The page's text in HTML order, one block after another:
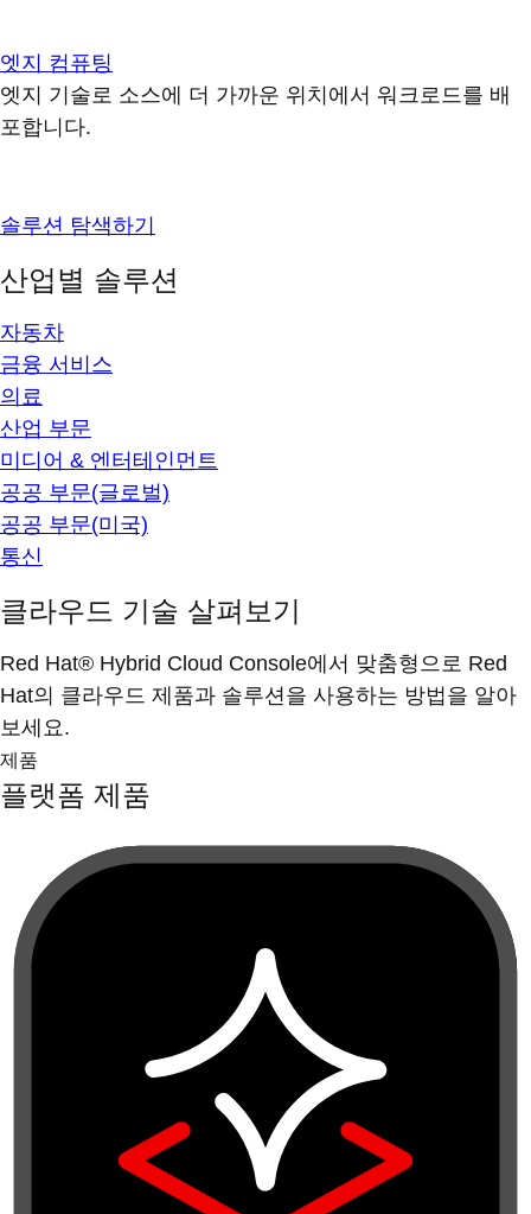
엣지 컴퓨팅
엣지 기술로 소스에 더 가까운 위치에서 워크로드를 배
포합니다.
솔루션 탐색하기
산업별 솔루션
자동차
금융 서비스
의료
산업 부문
미디어 & 엔터테인먼트
공공 부문(글로벌)
공공 부문(미국)
통신
클라우드 기술 살펴보기
Red Hat® Hybrid Cloud Console에서 맞춤형으로 Red
Hat의 클라우드 제품과 솔루션을 사용하는 방법을 알아
보세요.
제품
플랫폼 제품